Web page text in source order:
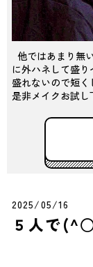
他ではあまり無
に外ハネして盛
盛れないので短く
是非メイクお試
2025/05/16
５人で